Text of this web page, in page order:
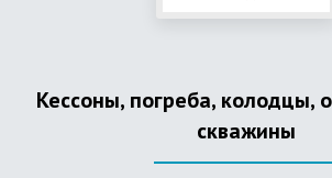
применении, и стоек к внешним
достоинства обуславливают большую
септика из железобетонных колец.
Кессоны, погреба, колодцы,
скважины